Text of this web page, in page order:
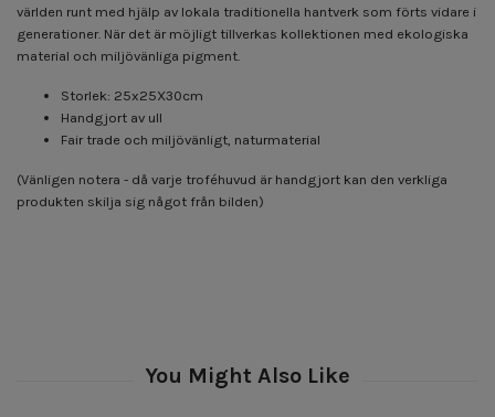
världen runt med hjälp av lokala traditionella hantverk som förts vidare i
generationer. När det är möjligt tillverkas kollektionen med ekologiska
material och miljövänliga pigment.
Storlek: 25x25X30cm
Handgjort av ull
Fair trade och miljövänligt, naturmaterial
(Vänligen notera - då varje troféhuvud är handgjort kan den verkliga
produkten skilja sig något från bilden)